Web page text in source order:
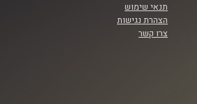
תנאי שימוש
הצהרת נגישות
צרו קשר